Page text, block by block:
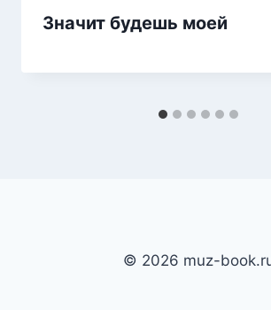
Значит будешь моей
© 2026 muz-